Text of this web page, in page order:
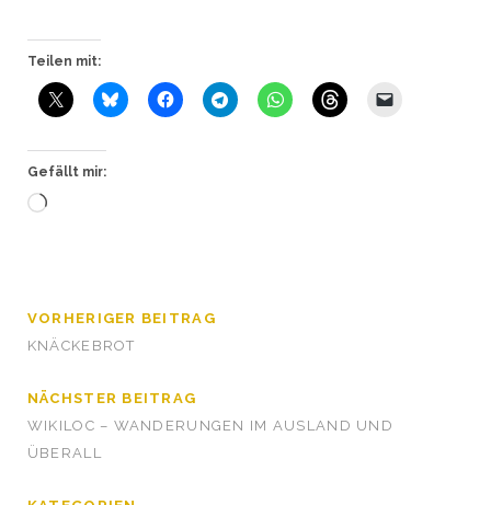
Teilen mit:
Gefällt mir:
Wird
VORHERIGER BEITRAG
KNÄCKEBROT
NÄCHSTER BEITRAG
WIKILOC – WANDERUNGEN IM AUSLAND UND
ÜBERALL